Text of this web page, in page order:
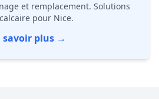
et remplacement. Solutions
pour Nice.
savoir plus →